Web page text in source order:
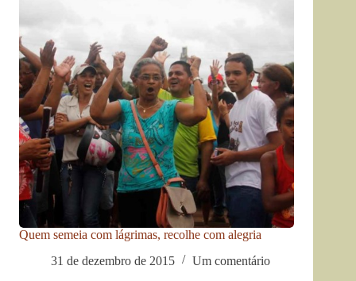
Quem semeia com lágrimas, recolhe com alegria
31 de dezembro de 2015
Um comentário